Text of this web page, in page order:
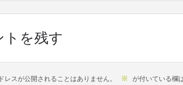
トを残す
レスが公開されることはありません。 ※ が付いている欄